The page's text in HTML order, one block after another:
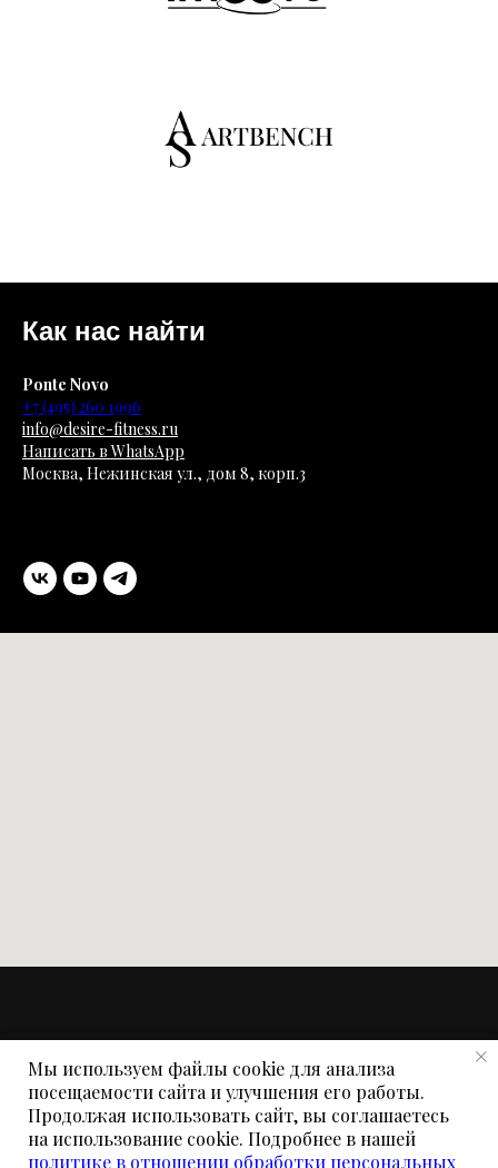
Как нас найти
Ponte Novo
+7 (495) 260 1996
info@desire-fitness.ru
Написать в WhatsApp
Москва, Нежинская ул., дом 8, корп.3
© ООО «Дизаер-Фитнес», 2025
Политика в отношении обработки
персональных данных
Разработка — «Андерскай Digital»
Мы используем файлы cookie для анализа
посещаемости сайта и улучшения его работы.
Продолжая использовать сайт, вы соглашаетесь
на использование cookie. Подробнее в нашей
политике в отношении обработки персональных